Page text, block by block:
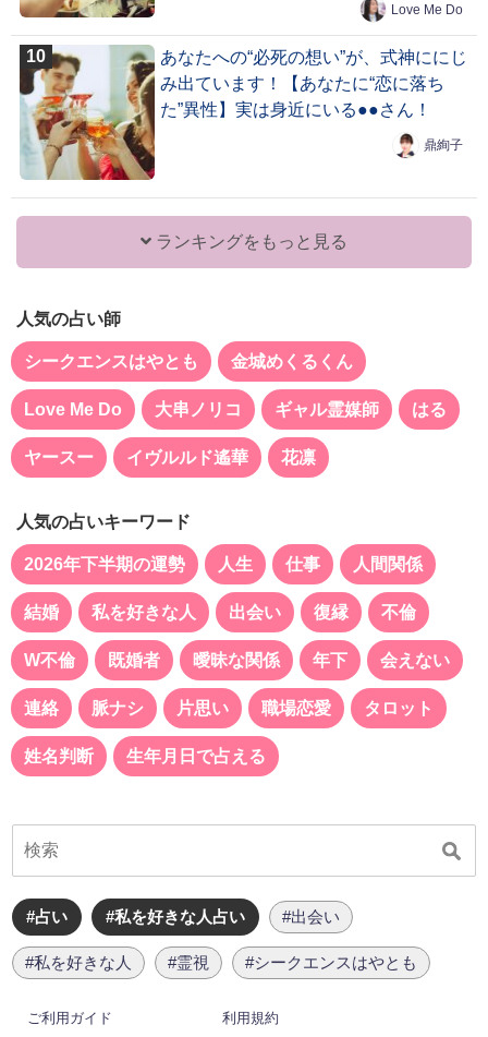
Love Me Do
あなたへの“必死の想い”が、式神ににじ
み出ています！【あなたに“恋に落ち
た”異性】実は身近にいる●●さん！
鼎絢子
ランキングをもっと見る
人気の占い師
シークエンスはやとも 金城めくるくん
Love Me Do 大串ノリコ ギャル霊媒師 はる
ヤースー イヴルルド遙華 花凛
人気の占いキーワード
2026年下半期の運勢 人生 仕事 人間関係
結婚 私を好きな人 出会い 復縁 不倫
W不倫 既婚者 曖昧な関係 年下 会えない
連絡 脈ナシ 片思い 職場恋愛 タロット
姓名判断 生年月日で占える
#占い #私を好きな人占い #出会い
#私を好きな人 #霊視 #シークエンスはやとも
ご利用ガイド 利用規約